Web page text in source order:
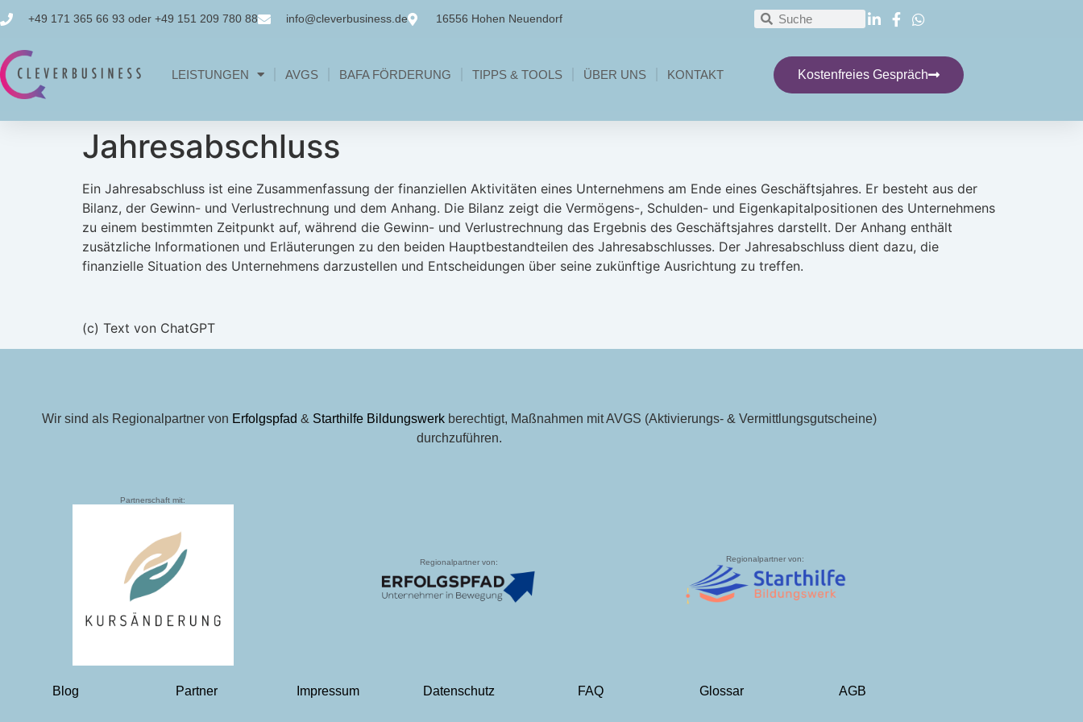
+49 171 365 66 93 oder +49 151 209 780 88 info@cleverbusiness.de 16556 Hohen Neuendorf
LEISTUNGEN AVGS BAFA FÖRDERUNG TIPPS & TOOLS ÜBER UNS KONTAKT Kostenfreies Gespräch
Jahresabschluss
Ein Jahresabschluss ist eine Zusammenfassung der finanziellen Aktivitäten eines Unternehmens am Ende eines Geschäftsjahres. Er besteht aus der
Bilanz, der Gewinn- und Verlustrechnung und dem Anhang. Die Bilanz zeigt die Vermögens-, Schulden- und Eigenkapitalpositionen des Unternehmens
zu einem bestimmten Zeitpunkt auf, während die Gewinn- und Verlustrechnung das Ergebnis des Geschäftsjahres darstellt. Der Anhang enthält
zusätzliche Informationen und Erläuterungen zu den beiden Hauptbestandteilen des Jahresabschlusses. Der Jahresabschluss dient dazu, die
finanzielle Situation des Unternehmens darzustellen und Entscheidungen über seine zukünftige Ausrichtung zu treffen.
(c) Text von ChatGPT
Wir sind als Regionalpartner von Erfolgspfad & Starthilfe Bildungswerk berechtigt, Maßnahmen mit AVGS (Aktivierungs- & Vermittlungsgutscheine)
durchzuführen.
Partnerschaft mit:
Regionalpartner von: Regionalpartner von:
Blog Partner Impressum Datenschutz FAQ Glossar AGB